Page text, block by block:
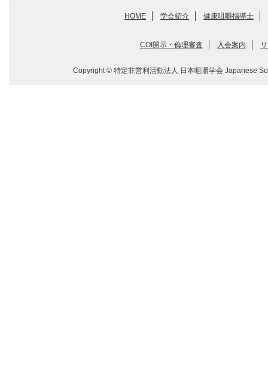
HOME 学会紹介 健康咀嚼指導士
COI開示・倫理審査 入会案内
Copyright © 特定非営利活動法人 日本咀嚼学会 Japanese